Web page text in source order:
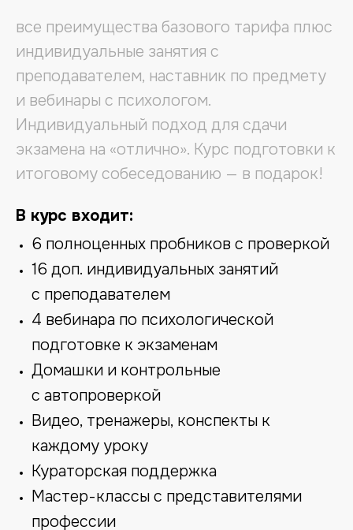
все преимущества базового тарифа плюс
индивидуальные занятия с
преподавателем, наставник по предмету
и вебинары с психологом.
Индивидуальный подход для сдачи
экзамена на «отлично». Курс подготовки к
итоговому собеседованию — в подарок!
В курс входит:
6 полноценных пробников с проверкой
16 доп. индивидуальных занятий
с преподавателем
4 вебинара по психологической
подготовке к экзаменам
Домашки и контрольные
с автопроверкой
Видео, тренажеры, конспекты к
каждому уроку
Кураторская поддержка
Мастер-классы с представителями
профессии